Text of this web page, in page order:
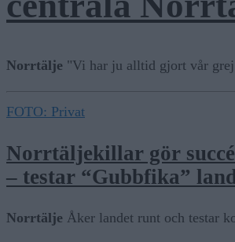
Norrtälje "Vi har ju alltid gjort vår
FOTO: Privat
Norrtäljekillar gör
– testar “Gubbfika”
Norrtälje Åker landet runt och testar